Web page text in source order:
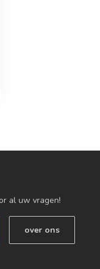
al uw vragen!
over ons